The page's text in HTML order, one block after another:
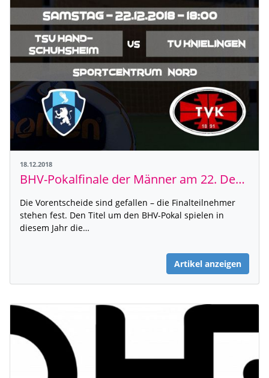
18.12.2018
BHV-Pokalfinale der Männer am 22. Dezember 2018
Die Vorentscheide sind gefallen – die Finalteilnehmer
stehen fest. Den Titel um den BHV-Pokal spielen in
diesem Jahr die…
Artikel anzeigen